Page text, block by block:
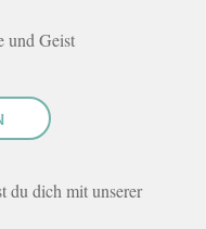
und Geist
du dich mit unserer